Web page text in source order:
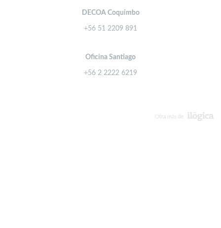
DECOA Coquimbo
+56 51 2209 891
Oficina Santiago
+56 2 2222 6219